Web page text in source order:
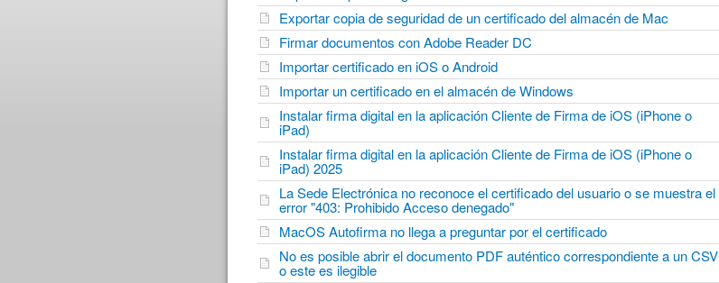
Exportar copia de seguridad de un certificado del almacén de Mac
Firmar documentos con Adobe Reader DC
Importar certificado en iOS o Android
Importar un certificado en el almacén de Windows
Instalar firma digital en la aplicación Cliente de Firma de iOS (iPhone o
iPad)
Instalar firma digital en la aplicación Cliente de Firma de iOS (iPhone o
iPad) 2025
La Sede Electrónica no reconoce el certificado del usuario o se muestra el
error "403: Prohibido Acceso denegado"
MacOS Autofirma no llega a preguntar por el certificado
No es posible abrir el documento PDF auténtico correspondiente a un CSV
o este es ilegible